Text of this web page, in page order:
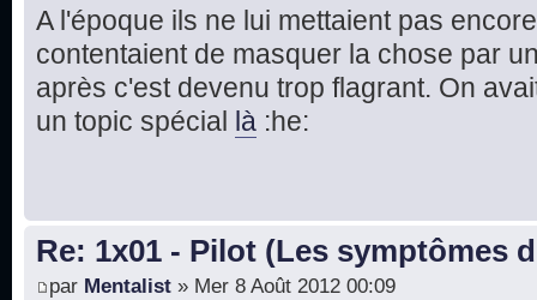
A l'époque ils ne lui mettaient pas
contentaient de masquer la chose par
après c'est devenu trop flagrant. On
un topic spécial
là :he:
Re: 1x01 - Pilot (Les symptômes
par Mentalist » Mer 8 Août 2012 00:09